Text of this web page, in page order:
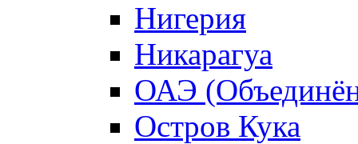
Нигерия
Никарагуа
ОАЭ
Остров Кука